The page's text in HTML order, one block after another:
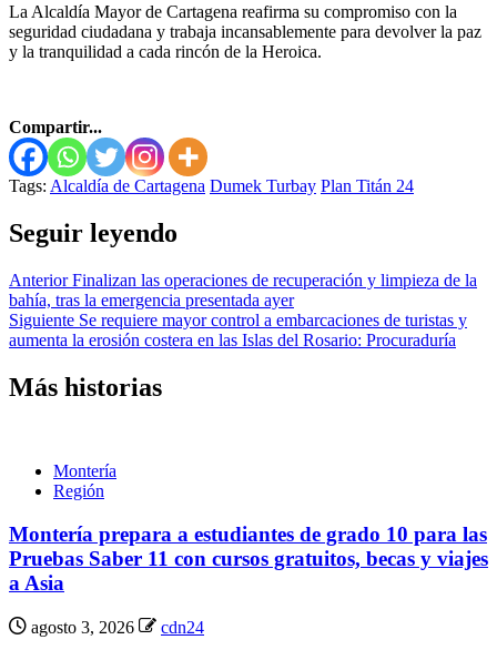
La Alcaldía Mayor de Cartagena reafirma su compromiso con la
seguridad ciudadana y trabaja incansablemente para devolver la paz
y la tranquilidad a cada rincón de la Heroica.
Compartir...
Tags: Alcaldía de Cartagena Dumek Turbay Plan Titán 24
Seguir leyendo
AnteriorFinalizan las operaciones de recuperación y limpieza de la
bahía, tras la emergencia presentada ayer
Siguiente Se requiere mayor control a embarcaciones de turistas y
aumenta la erosión costera en las Islas del Rosario: Procuraduría
Más historias
Montería
Región
Montería prepara a estudiantes de grado 10 para las
Pruebas Saber 11 con cursos gratuitos, becas y viajes
a Asia
agosto 3, 2026 cdn24